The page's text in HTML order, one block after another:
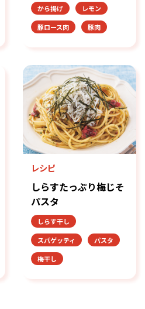
から揚げ
レモン
豚ロース肉
豚肉
レシピ
しらすたっぷり梅じそ
パスタ
しらす干し
スパゲッティ
パスタ
梅干し